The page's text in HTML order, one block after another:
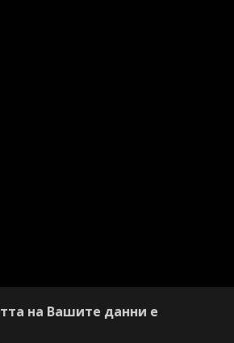
на Вашите данни е